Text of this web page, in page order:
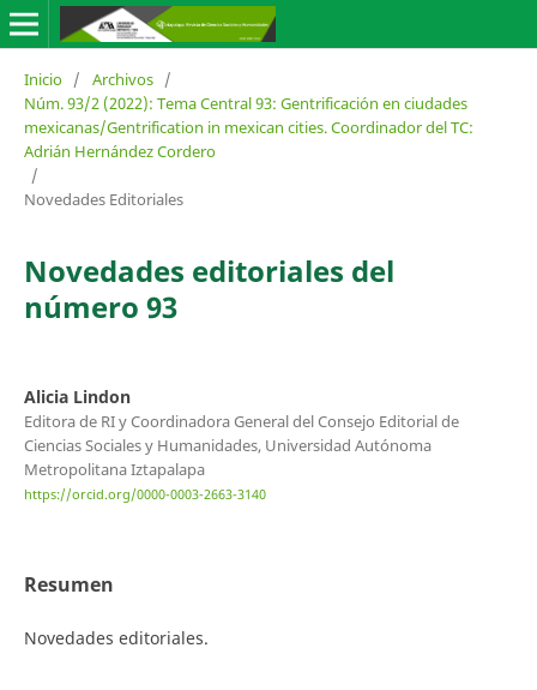
Inicio / Archivos /
Núm. 93/2 (2022): Tema Central 93: Gentrificación en ciudades
mexicanas/Gentrification in mexican cities. Coordinador del TC:
Adrián Hernández Cordero
/
Novedades Editoriales
Novedades editoriales del
número 93
Alicia Lindon
Editora de RI y Coordinadora General del Consejo Editorial de
Ciencias Sociales y Humanidades, Universidad Autónoma
Metropolitana Iztapalapa
https://orcid.org/0000-0003-2663-3140
Resumen
Novedades editoriales.